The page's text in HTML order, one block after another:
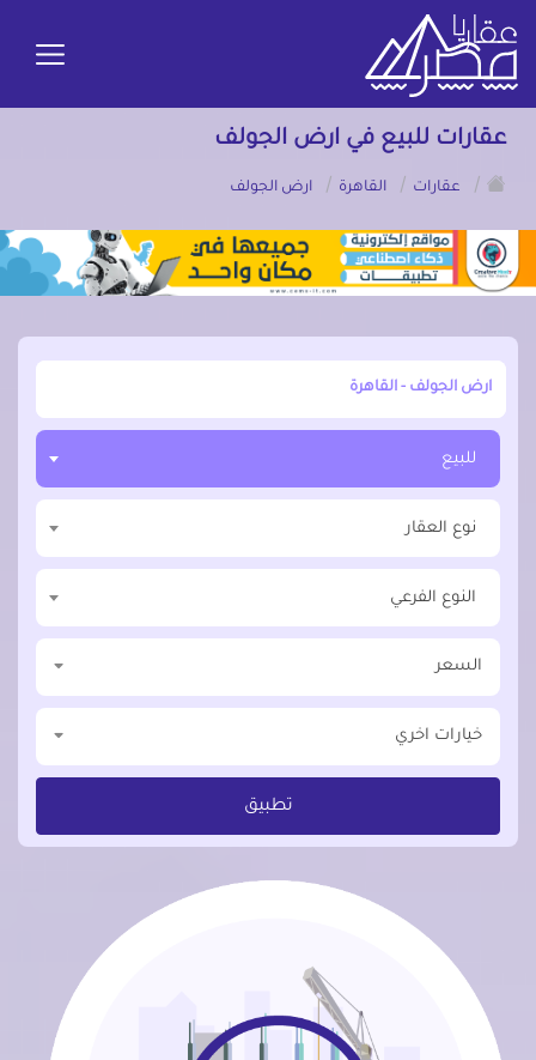
عقارات للبيع في ارض الجولف
/
عقارات / القاهرة / ارض الجولف
أبحث عن مدينة, محافظة, حي
للبيع
نوع العقار
النوع الفرعي
السعر
خيارات اخري
تطبيق